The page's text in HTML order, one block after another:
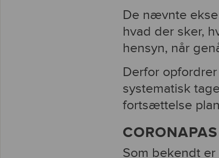
De nævnte
hvad der sker,
hensyn, når
Derfor
systematisk
fortsættelse
CORONAPAS
Som bekendt